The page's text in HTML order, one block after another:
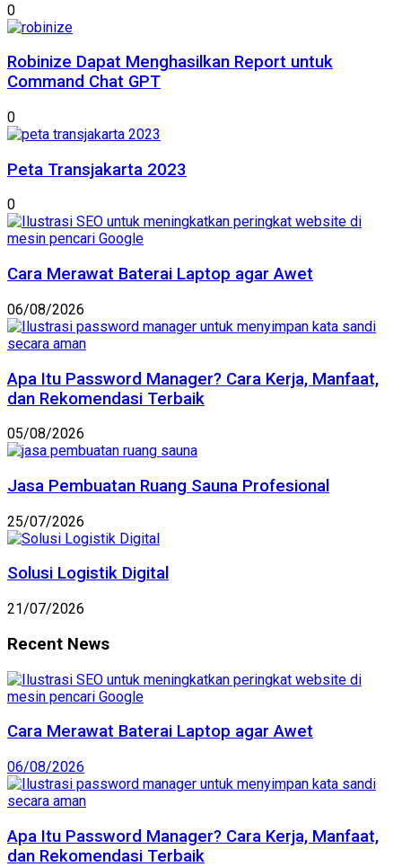
0
Robinize Dapat Menghasilkan Report untuk
Command Chat GPT
0
Peta Transjakarta 2023
0
Cara Merawat Baterai Laptop agar Awet
06/08/2026
Apa Itu Password Manager? Cara Kerja, Manfaat,
dan Rekomendasi Terbaik
05/08/2026
Jasa Pembuatan Ruang Sauna Profesional
25/07/2026
Solusi Logistik Digital
21/07/2026
Recent News
Cara Merawat Baterai Laptop agar Awet
06/08/2026
Apa Itu Password Manager? Cara Kerja, Manfaat,
dan Rekomendasi Terbaik